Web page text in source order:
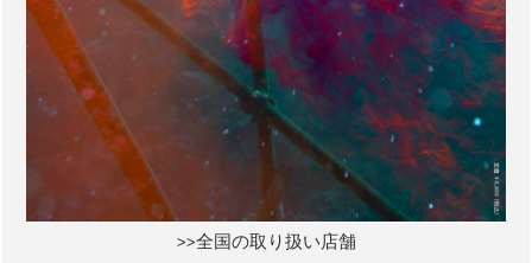
>>全国の取り扱い店舗